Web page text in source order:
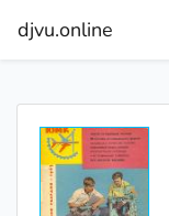
djvu.online